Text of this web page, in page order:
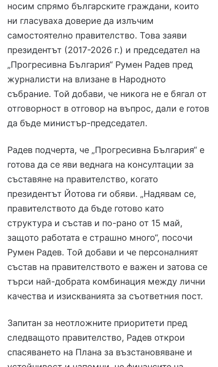
носим спрямо българските граждани, които
ни гласуваха доверие да излъчим
самостоятелно правителство. Това заяви
президентът (2017-2026 г.) и председател на
„Прогресивна България“ Румен Радев пред
журналисти на влизане в Народното
събрание. Той добави, че никога не е бягал от
отговорност в отговор на въпрос, дали е готов
да бъде министър-председател.
Радев подчерта, че „Прогресивна България“ е
готова да се яви веднага на консултации за
съставяне на правителство, когато
президентът Йотова ги обяви. „Надявам се,
правителството да бъде готово като
структура и състав и по-рано от 15 май,
защото работата е страшно много“, посочи
Румен Радев. Той добави и че персоналният
състав на правителството е важен и затова се
търси най-добрата комбинация между лични
качества и изискванията за съответния пост.
Запитан за неотложните приоритети пред
следващото правителство, Радев открои
спасяването на Плана за възстановяване и